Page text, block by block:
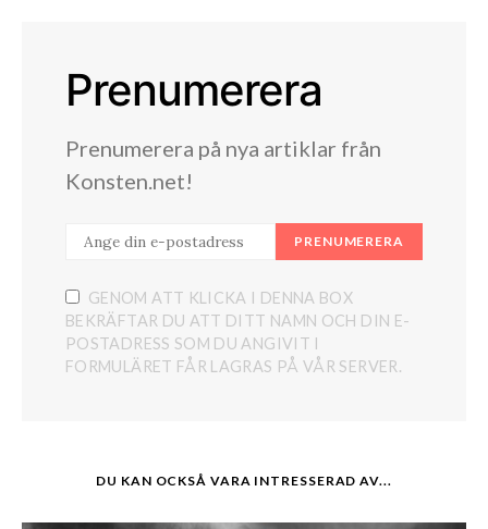
Prenumerera
Prenumerera på nya artiklar från
Konsten.net!
PRENUMERERA
GENOM ATT KLICKA I DENNA BOX
BEKRÄFTAR DU ATT DITT NAMN OCH DIN E-
POSTADRESS SOM DU ANGIVIT I
FORMULÄRET FÅR LAGRAS PÅ VÅR SERVER.
DU KAN OCKSÅ VARA INTRESSERAD AV...